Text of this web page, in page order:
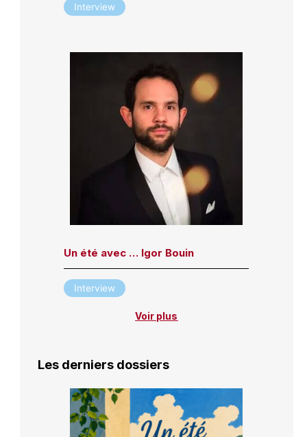
Interview
Un été avec … Igor Bouin
Interview
Voir plus
Les derniers dossiers